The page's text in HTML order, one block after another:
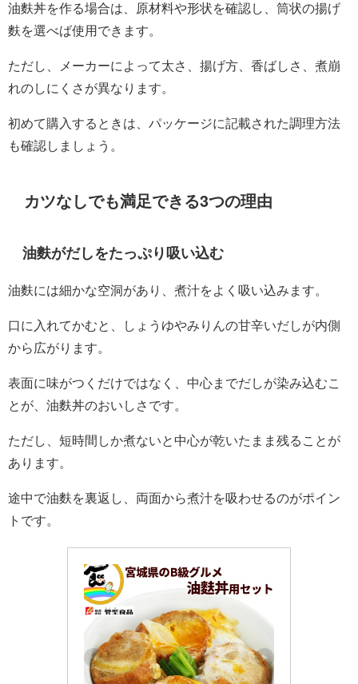
油麩丼を作る場合は、原材料や形状を確認し、筒状の揚げ
麩を選べば使用できます。
ただし、メーカーによって太さ、揚げ方、香ばしさ、煮崩
れのしにくさが異なります。
初めて購入するときは、パッケージに記載された調理方法
も確認しましょう。
カツなしでも満足できる3つの理由
油麩がだしをたっぷり吸い込む
油麩には細かな空洞があり、煮汁をよく吸い込みます。
口に入れてかむと、しょうゆやみりんの甘辛いだしが内側
から広がります。
表面に味がつくだけではなく、中心までだしが染み込むこ
とが、油麩丼のおいしさです。
ただし、短時間しか煮ないと中心が乾いたまま残ることが
あります。
途中で油麩を裏返し、両面から煮汁を吸わせるのがポイン
トです。